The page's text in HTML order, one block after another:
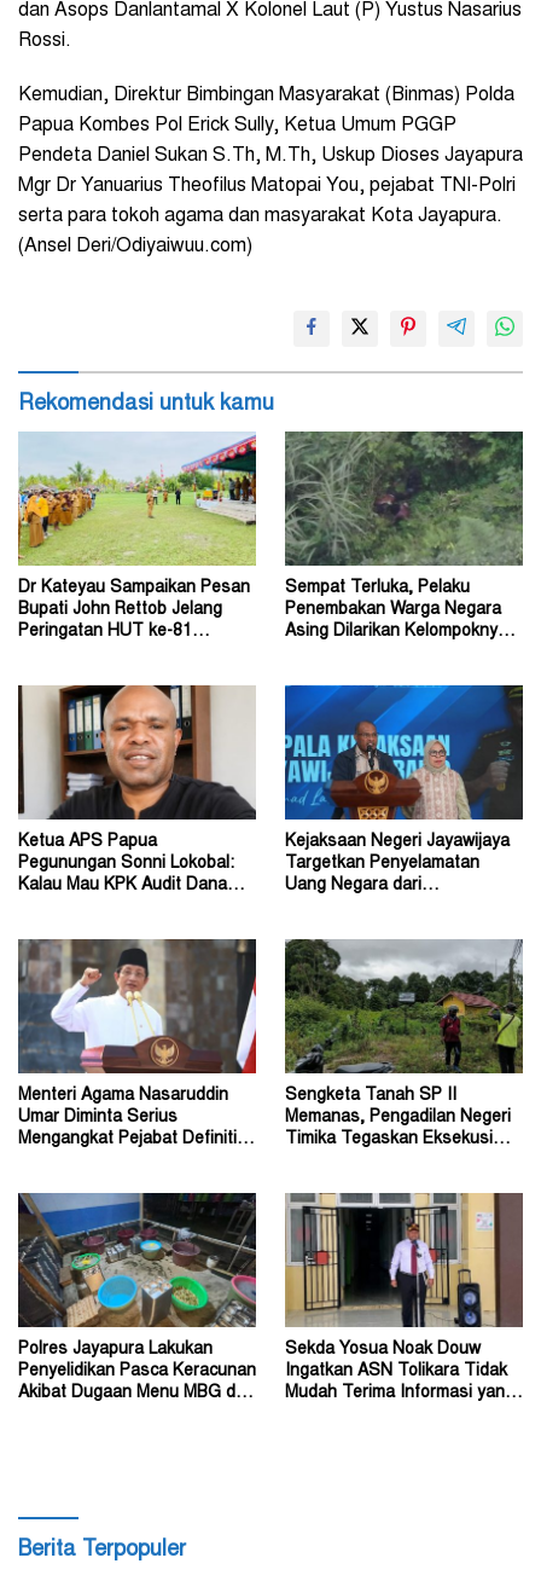
dan Asops Danlantamal X Kolonel Laut (P) Yustus Nasarius
Rossi.
Kemudian, Direktur Bimbingan Masyarakat (Binmas) Polda
Papua Kombes Pol Erick Sully, Ketua Umum PGGP
Pendeta Daniel Sukan S.Th, M.Th, Uskup Dioses Jayapura
Mgr Dr Yanuarius Theofilus Matopai You, pejabat TNI-Polri
serta para tokoh agama dan masyarakat Kota Jayapura.
(Ansel Deri/Odiyaiwuu.com)
Rekomendasi untuk kamu
Dr Kateyau Sampaikan Pesan
Bupati John Rettob Jelang
Peringatan HUT ke-81
Sempat Terluka, Pelaku
Penembakan Warga Negara
Asing Dilarikan Kelompoknya
Ketua APS Papua
Pegunungan Sonni Lokobal:
Kalau Mau KPK Audit Dana
Kejaksaan Negeri Jayawijaya
Targetkan Penyelamatan
Uang Negara dari
Menteri Agama Nasaruddin
Umar Diminta Serius
Mengangkat Pejabat Definitif
Sengketa Tanah SP II
Memanas, Pengadilan Negeri
Timika Tegaskan Eksekusi
Polres Jayapura Lakukan
Penyelidikan Pasca Keracunan
Akibat Dugaan Menu MBG di
Sekda Yosua Noak Douw
Ingatkan ASN Tolikara Tidak
Mudah Terima Informasi yang
Berita Terpopuler